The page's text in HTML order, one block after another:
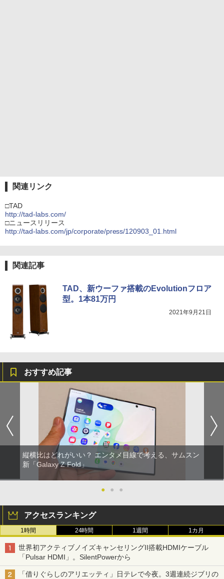
関連リンク
□TAD
http://tad-labs.com/
□ニュースリリース
http://tad-labs.com/jp/corporate/press/120903_01.html
関連記事
TAD、新ウーファ搭載のEvolutionフロア
型。1本81万円
2021年9月21日
おすすめ記事
縦横比はどれがいい？ エンタメ目線で考える、サムスン
新「Galaxy Z Fold」
● ● ●
アクセスランキング
1時間 24時間 1週間 1カ月
世界初アクティブノイズキャンセリングII搭載HDMIケーブル
「Pulsar HDMI」。SilentPowerから
「借りぐらしのアリエッティ」日テレで今夜。3週連続ジブリの